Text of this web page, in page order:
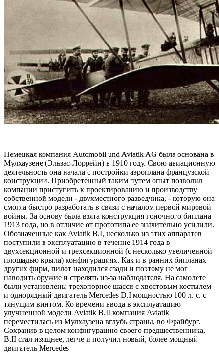
Немецкая компания Automobil und Aviatik AG была основана в
Мулхаузене (Эльзас-Лоррейн) в 1910 году. Свою авиационную
деятельность она начала с постройки аэроплана французской
конструкции. Приобретенный таким путем опыт позволил
компании приступить к проектированию и производству
собственной модели - двухместного разведчика, - которую она
смогла быстро разработать в связи с началом первой мировой
войны. За основу была взята конструкция гоночного биплана
1913 года, но в отличие от прототипа ее значительно усилили.
Обозначенные как Aviatik B.I, несколько из этих аппаратов
поступили в эксплуатацию в течение 1914 года в
двухсекционной и трехсекционной (с несколько увеличенной
площадью крыла) конфигурациях. Как и в ранних бипланах
других фирм, пилот находился сзади и поэтому не мог
наводить оружие и стрелять из-за наблюдателя. На самолете
были установлены трехопорное шасси с хвостовым костылем
и однорядный двигатель Mercedes D.I мощностью 100 л. с. с
тянущим винтом. Ко времени ввода в эксплуатацию
улучшенной модели Aviatik B.II компания Aviatik
переместилась из Мулхаузена вглубь страны, во Фрайбург.
Сохранив в целом конфигурацию своего предшественника,
B.II стал изящнее, легче и получил новый, более мощный
двигатель Mercedes